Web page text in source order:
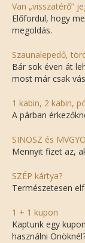
Van „visszatérő”
Előfordul, hogy
megoldás.
Szaunalepedő,
Bár sok éven át
most már csak
1 kabin, 2 kabin,
A párban
SINOSZ és
Mennyit fizet az,
SZÉP kártya?
Természetesen
1 + 1 kupon
Kaptunk egy
használni